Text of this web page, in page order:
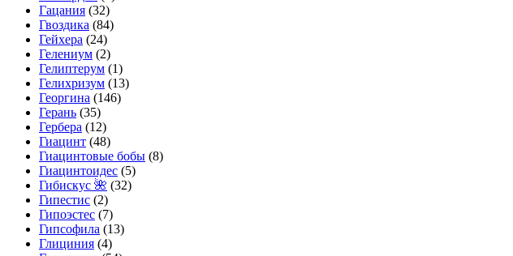
Гацания (32)
Гвоздика (84)
Гейхера (24)
Гелениум (2)
Гелиптерум (1)
Гелихризум (13)
Георгина (146)
Герань (35)
Гербера (12)
Гиацинт (48)
Гиацинтовые бобы (8)
Гиацинтоидес (5)
Гибискус 🌺 (32)
Гипестис (2)
Гипоэстес (7)
Гипсофила (13)
Глициния (4)